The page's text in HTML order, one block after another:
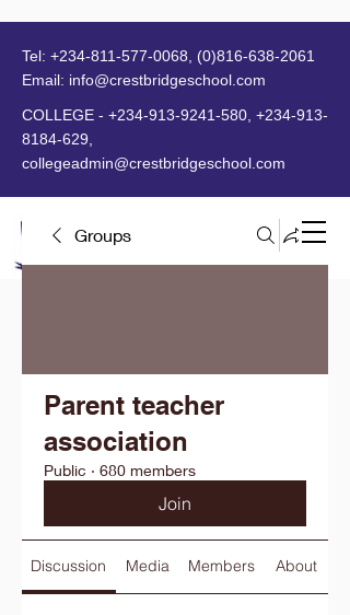
MENU
Tel: +234-811-577-0068
(0)816-638-2061
Email: info@crestbridgeschool.com
COLLEGE - +234-913-9241-580 +234-913-
8184-629
collegeadmin@crestbridgeschool.com
Groups
Parent teacher
association
Public · 680 members
Join
Discussion Media Members About